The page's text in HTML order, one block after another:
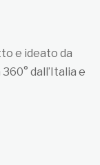
e ideato da
dall’Italia e